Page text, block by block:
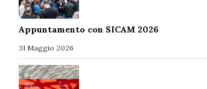
Appuntamento con SICAM 2026
31 Maggio 2026